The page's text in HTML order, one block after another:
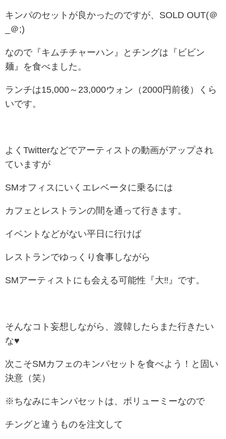
キンパのセットが良かったのですが、SOLD OUT(＠
_＠;)
なので『キムチチャーハン』とチングは『ビビン
麺』を食べました。
ランチは15,000～23,000ウォン（2000円前後）くら
いです。
よくTwitterなどでアーティストの動画がアップされ
ていますが
SMオフィスにいくエレベータに乗るには
カフェとレストランの間を通って行きます。
イベントなどがない平日に行けば
レストランでゆっくり食事しながら
SMアーティストにも会える可能性『大‼』です。
そんなコト妄想しながら、渡韓したらまた行きたい
な♥
次こそSMカフェのキンパセットを食べよう！と固い
決意（笑）
※ちなみにキンパセットは、ボリューミーなので
チングと違うものを注文して